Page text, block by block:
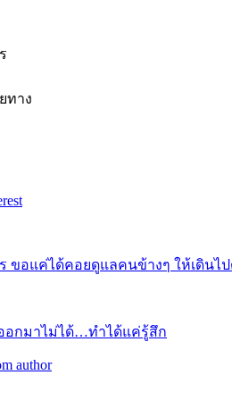
ทาง
ขอแค่ได้คอยดูแลคนข้างๆ ให้เดินไ
กมาไม่ได้…ทำได้แค่รู้สึก
author